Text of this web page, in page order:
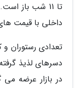
تا 11 شب باز
داخلی با قیمت
تعدادی رستوران و
دسرهای لذیذ
در بازار عرضه